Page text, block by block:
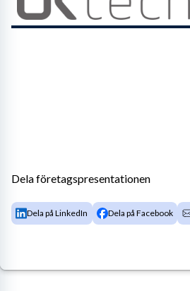
Dela företagspresentationen
Dela på LinkedIn Dela på Facebook